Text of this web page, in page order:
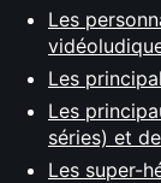
Les
Les
Les
séries) et
Les super-